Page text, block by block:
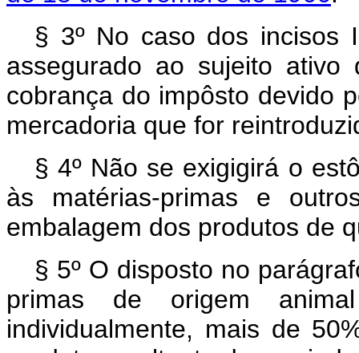
§ 3º No caso dos incisos
assegurado ao sujeito
cobrança do impôsto devido
mercadoria que for
§ 4º Não se exigigirá o
às matérias-primas e
embalagem dos produtos de
§ 5º O disposto no
primas de origem
individualmente, mais de